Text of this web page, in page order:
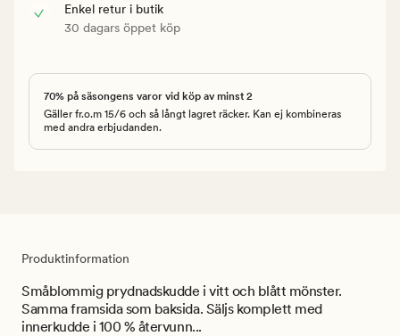
Enkel retur i butik
30 dagars öppet köp
70% på säsongens varor vid köp av minst 2
Gäller fr.o.m 15/6 och så långt lagret räcker. Kan ej kombineras
med andra erbjudanden.
Produktinformation
Småblommig prydnadskudde i vitt och blått mönster.
Samma framsida som baksida. Säljs komplett med
innerkudde i 100 % återvunn...